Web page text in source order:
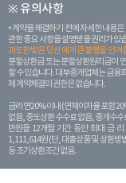
※ 유의사항
계약을 체결하기 전에 자세한 내용
관한 중요 사항을 설명받을 권리가 있
과도한 빚은 당신 에게 큰 불행을 안
분할상환금 또는 분할상환원리금이
할 수 있습니다. 대부중개업체는 금융
제 계약체결의 권한은 없습니다.
금리 연20% 이내 (연체이자율 포함
없음, 중도상환 수수료 없음, 중개수수
만원을 12개월 기간 동안 최대 금
1,111,614원 (단, 대출상품 및 상환방
등 조기상환조건 없음.